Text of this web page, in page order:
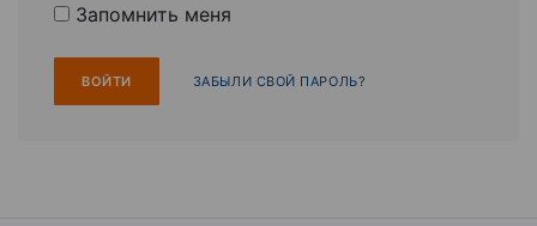
Запомнить меня
ЗАБЫЛИ СВОЙ ПАРОЛЬ?